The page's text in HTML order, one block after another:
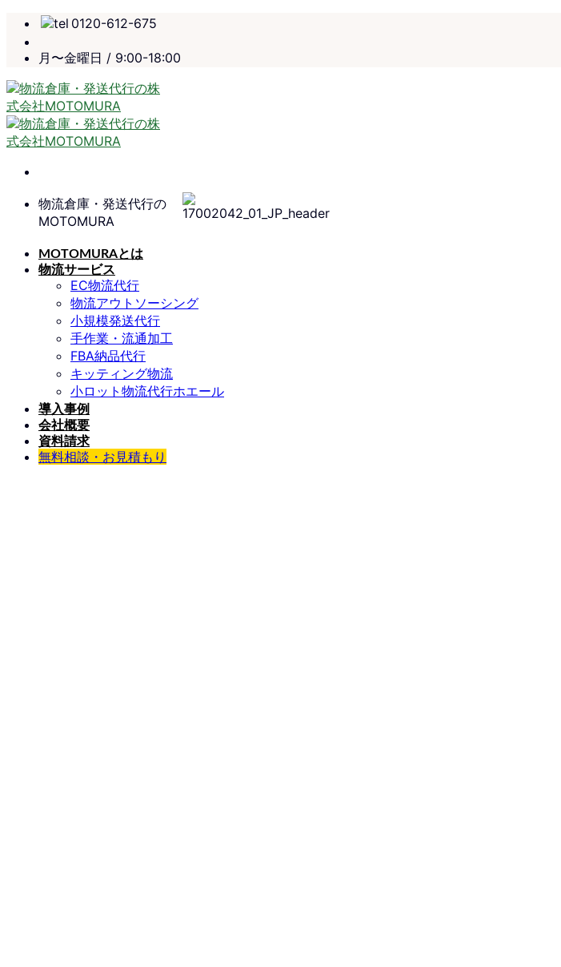
Skip
content
0120-612-675
月〜金曜日 / 9:00-18:00
物流倉庫・発送代行の
MOTOMURA
MOTOMURAとは
物流サービス
EC物流代行
物流アウトソーシング
小規模発送代行
手作業・流通加工
FBA納品代行
キッティング物流
小ロット物流代行ホエール
導入事例
会社概要
資料請求
無料相談・お見積もり